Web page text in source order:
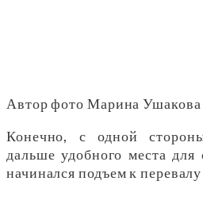
Автор фото Марина Ушакова
Конечно, с одной
дальше удобного места
начинался подъем к